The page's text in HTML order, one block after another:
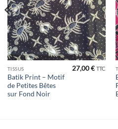
TISSUS
Batik Print – Motif
de Petites Bêtes
sur Fond Noir
27,00€ TTC